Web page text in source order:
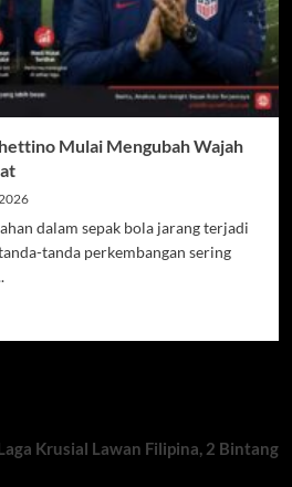
Mulai Mengubah Wajah
dalam sepak bola jarang terjadi
tanda perkembangan sering
Krusial Lawan Filipina, 2 Bintang